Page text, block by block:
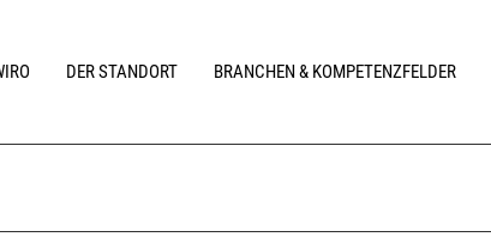
DER STANDORT BRANCHEN & KOMPETENZFELDER